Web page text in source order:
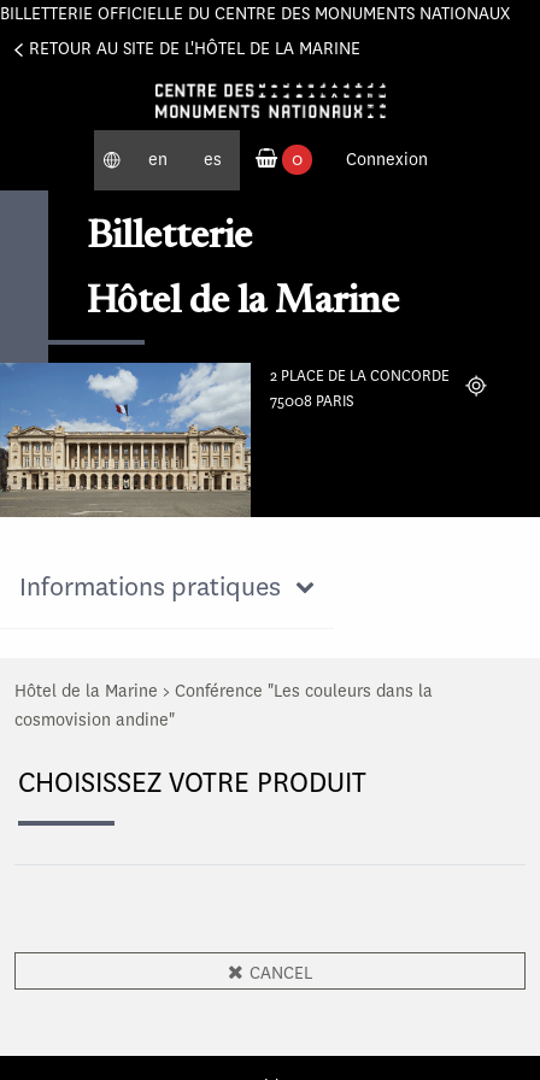
BILLETTERIE OFFICIELLE DU CENTRE DES MONUMENTS NATIONAUX
RETOUR AU SITE DE L'HÔTEL DE LA MARINE
en es
0
Connexion
Billetterie
Hôtel de la Marine
2 PLACE DE LA CONCORDE
75008 PARIS
Localiser
Informations pratiques
Hôtel de la Marine > Conférence "Les couleurs dans la
cosmovision andine"
CHOISISSEZ VOTRE PRODUIT
CANCEL
Panneau de gestion des cookies